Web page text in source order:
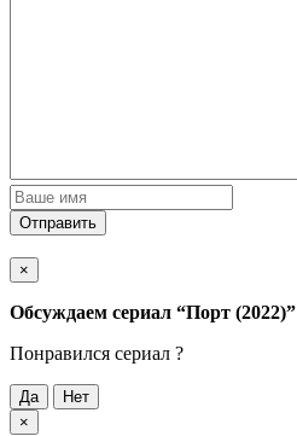
Отправить
×
Обсуждаем cериал “Порт (2022)”
Понравился cериал ?
Да
Нет
×